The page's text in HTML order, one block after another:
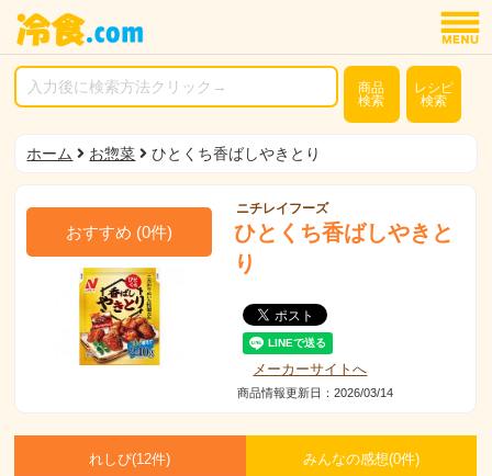
商品
検索
レシピ
検索
ホーム お惣菜 ひとくち香ばしやきとり
おすすめ (0件)
ニチレイフーズ
ひとくち香ばしやきと
り
メーカーサイトへ
商品情報更新日：2026/03/14
れしぴ(12件) みんなの感想(0件)